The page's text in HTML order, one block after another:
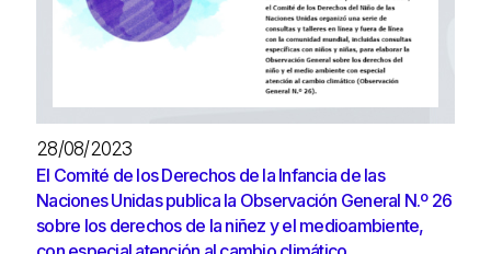
28/08/2023
El Comité de los Derechos de la Infancia de las
Naciones Unidas publica la Observación General N.º 26
sobre los derechos de la niñez y el medioambiente,